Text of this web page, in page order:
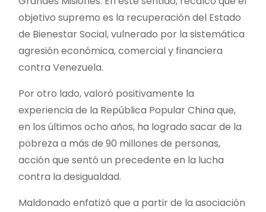
objetivo supremo es la recuperación del Estado
de Bienestar Social, vulnerado por la sistemática
agresión económica, comercial y financiera
contra Venezuela.
Por otro lado, valoró positivamente la
experiencia de la República Popular China que,
en los últimos ocho años, ha logrado sacar de la
pobreza a más de 90 millones de personas,
acción que sentó un precedente en la lucha
contra la desigualdad.
Maldonado enfatizó que a partir de la asociación